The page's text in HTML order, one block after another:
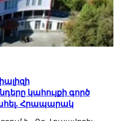
կահույքի գործ
Հրապարակ